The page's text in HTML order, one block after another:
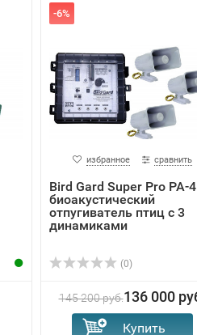
-6%
избранное сравнить
Bird Gard Super Pro PA-
биоакустический
отпугиватель птиц с 3
динамиками
(0)
145 200 руб.136 000